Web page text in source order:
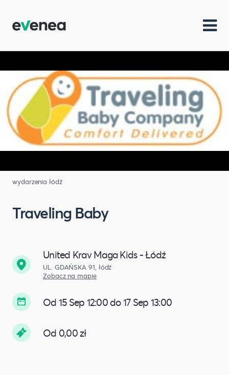
wydarzenia łódź
Traveling Baby
United Krav Maga Kids - Łódź
UL. GDAŃSKA 91, łódź
Zobacz na mapie
Od 15 Sep 12:00 do 17 Sep 13:00
Od 0,00 zł